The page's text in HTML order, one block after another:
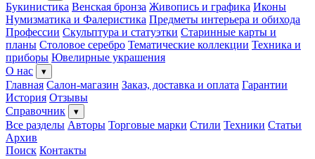
Букинистика Венская бронза Живопись и графика Иконы
Нумизматика и Фалеристика Предметы интерьера и обихода
Профессии Скульптура и статуэтки Старинные карты и
планы Столовое серебро Тематические коллекции Техника и
приборы Ювелирные украшения
О нас
▾
Главная Салон-магазин Заказ, доставка и оплата Гарантии
История Отзывы
Справочник
▾
Все разделы Авторы Торговые марки Стили Техники Статьи
Архив
Поиск Контакты